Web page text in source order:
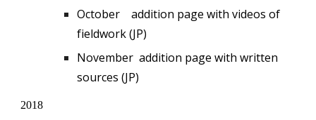
October addition page with videos of
fieldwork (JP)
November addition page with written
sources (JP)
2018